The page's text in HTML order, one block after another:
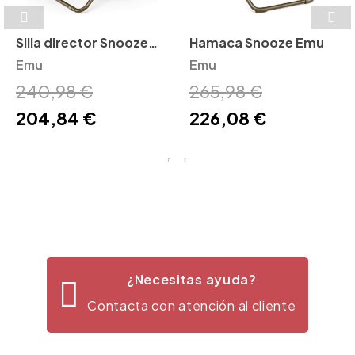
Silla director Snooze
Emu
Emu
240,98 €
204,84 €
Hamaca Snooze Emu
Emu
265,98 €
226,08 €
¿Necesitas ayuda?
Contacta con atención al cliente